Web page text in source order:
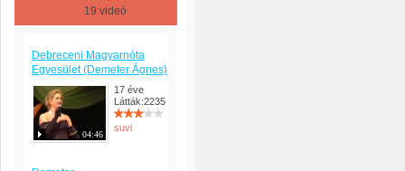
19 videó
Debreceni Magyarnóta
Egyesület (Demeter Ágnes)
04:46
17 éve
Látták:2235
suvi